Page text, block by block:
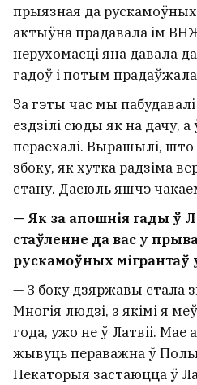
прыязная да
актыўна прадавала ім
нерухомасці яна давала
гадоў і потым прадаўжала
За гэты час мы
ездзілі сюды як на дачу,
пераехалі. Вырашылі,
збоку, як хутка радзіма
стану. Дасюль яшчэ
— Як за апошнія гады ў
стаўленне да вас у
рускамоўных
— З боку дзяржавы стала
Многія людзі, з якімі я
года, ужо не ў Латвіі.
жывуць пераважна ў
Некаторыя застаюцца ў